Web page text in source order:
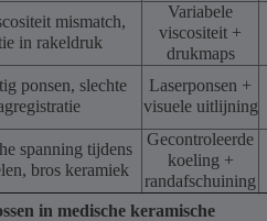
mismatch,
in rakeldruk
Variabele
viscositeit +
drukmaps
ponsen, slechte
Laserponsen +
visuele uitlijning
spanning tijdens
bros keramiek
Gecontroleerde
koeling +
randafschuining
in medische keramische